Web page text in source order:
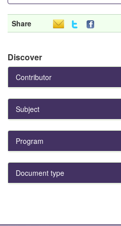
Share
Discover
Contributor
Subject
Program
Document type